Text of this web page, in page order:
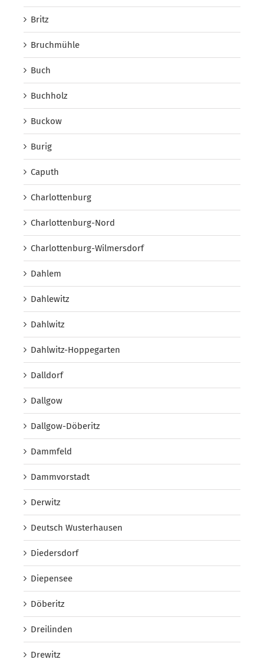
Britz
Bruchmühle
Buch
Buchholz
Buckow
Burig
Caputh
Charlottenburg
Charlottenburg-Nord
Charlottenburg-Wilmersdorf
Dahlem
Dahlewitz
Dahlwitz
Dahlwitz-Hoppegarten
Dalldorf
Dallgow
Dallgow-Döberitz
Dammfeld
Dammvorstadt
Derwitz
Deutsch Wusterhausen
Diedersdorf
Diepensee
Döberitz
Dreilinden
Drewitz